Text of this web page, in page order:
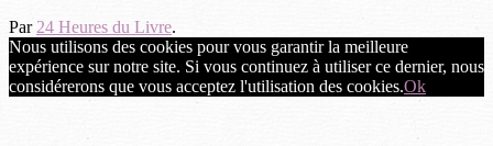
Par 24 Heures du Livre.
Nous utilisons des cookies pour vous garantir la meilleure
expérience sur notre site. Si vous continuez à utiliser ce dernier, nous
considérerons que vous acceptez l'utilisation des cookies.Ok